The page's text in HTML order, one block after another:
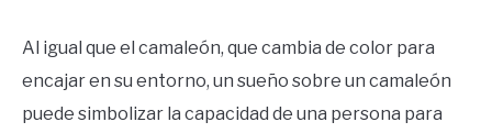
Al igual que el camaleón, que cambia de color para
encajar en su entorno, un sueño sobre un camaleón
puede simbolizar la capacidad de una persona para